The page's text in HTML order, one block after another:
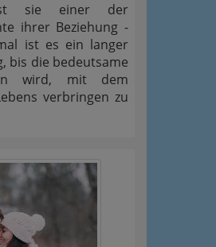
sie einer der
ihrer Beziehung -
ist es ein langer
bis die bedeutsame
wird, mit dem
verbringen zu